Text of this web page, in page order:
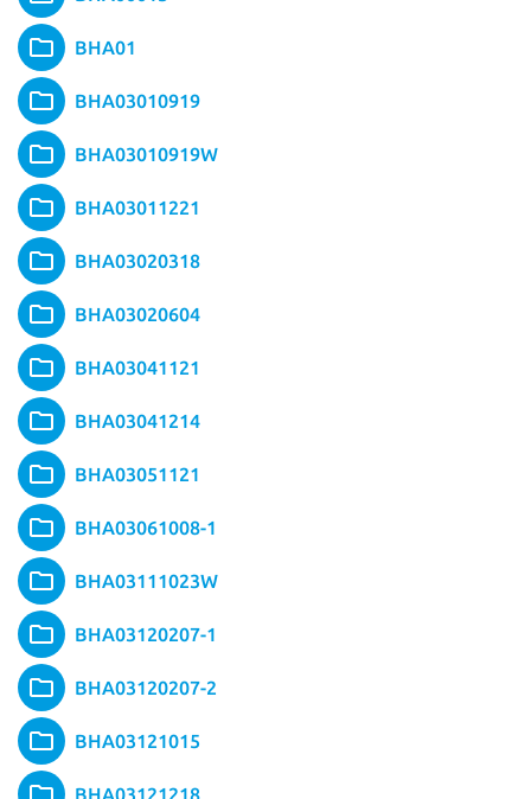
BHA01
BHA03010919
BHA03010919W
BHA03011221
BHA03020318
BHA03020604
BHA03041121
BHA03041214
BHA03051121
BHA03061008-1
BHA03111023W
BHA03120207-1
BHA03120207-2
BHA03121015